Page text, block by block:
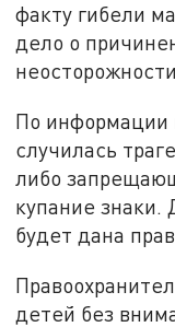
факту гибели
дело о
По информации
случилась
либо
купание знаки.
будет дана
детей без